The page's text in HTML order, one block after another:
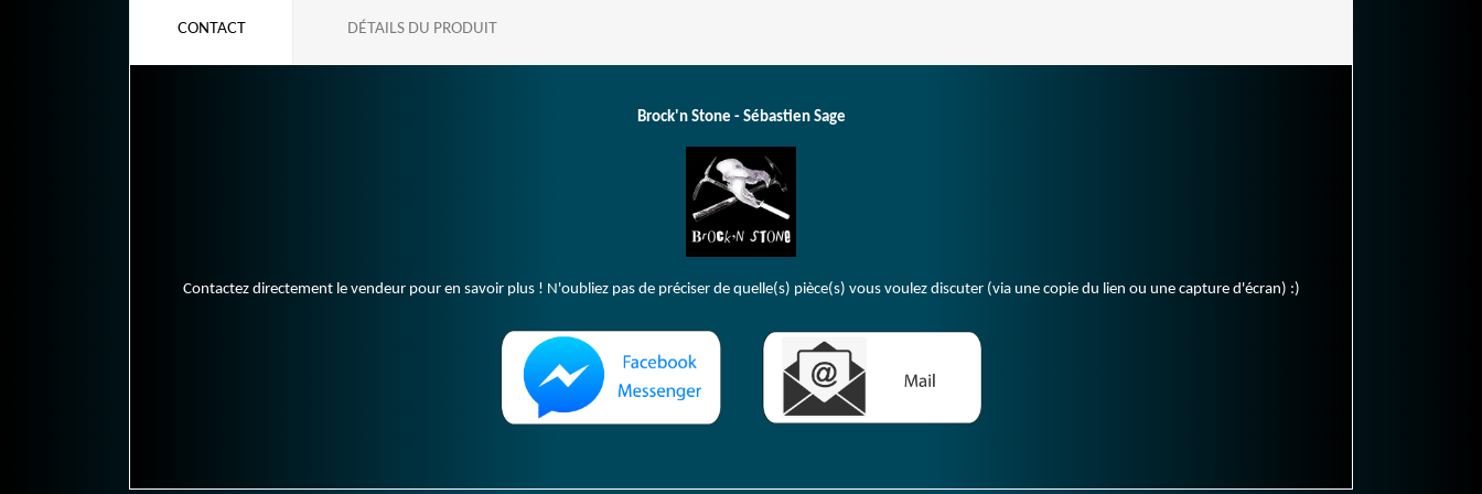
CONTACT DÉTAILS DU PRODUIT
Brock'n Stone - Sébastien Sage
Contactez directement le vendeur pour en savoir plus ! N'oubliez pas de préciser de quelle(s) pièce(s) vous voulez discuter (via une copie du lien ou une capture d'écran) :)